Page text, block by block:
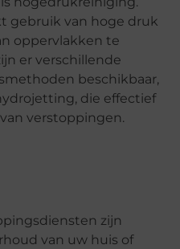
gebruik van hoge druk
oppervlakken te
er verschillende
beschikbaar,
die effectief
verstoppingen.
zijn
van uw huis of